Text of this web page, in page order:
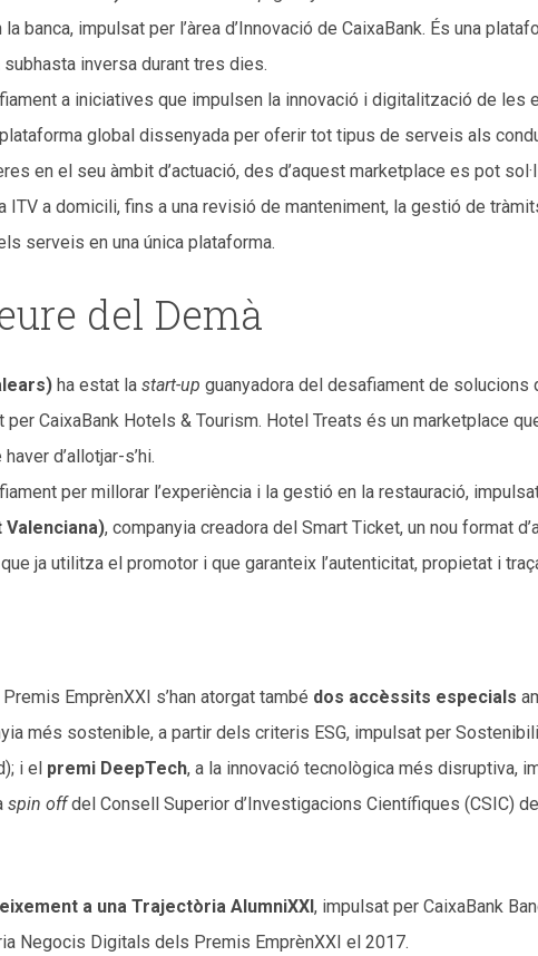
banca, impulsat per l’àrea d’Innovació de CaixaBank. És una
inversa durant tres dies.
a iniciatives que impulsen la innovació i digitalització de les
global dissenyada per oferir tot tipus de serveis als
en el seu àmbit d’actuació, des d’aquest marketplace es pot
ITV a domicili, fins a una revisió de manteniment, la gestió de
serveis en una única plataforma.
del Demà
ha estat la start-up guanyadora del desafiament de
CaixaBank Hotels & Tourism. Hotel Treats és un marketplace
d’allotjar-s’hi.
per millorar l’experiència i la gestió en la restauració,
, companyia creadora del Smart Ticket, un nou format
ja utilitza el promotor i que garanteix l’autenticitat, propietat i
EmprènXXI s’han atorgat també dos accèssits especials
més sostenible, a partir dels criteris ESG, impulsat per
i el premi DeepTech, a la innovació tecnològica més disruptiva,
spin offdel Consell Superior d’Investigacions Científiques (CSIC)
a una Trajectòria AlumniXXI, impulsat per CaixaBank
Negocis Digitals dels Premis EmprènXXI el 2017.